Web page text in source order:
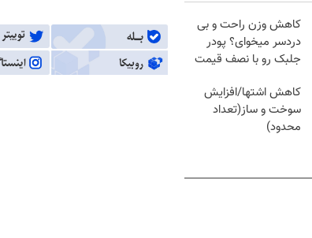
کاهش وزن راحت و بی
دردسر میخوای؟ پودر
جلبک رو با نصف قیمت
کاهش اشتها/افزایش
سوخت و ساز(تعداد
محدود)